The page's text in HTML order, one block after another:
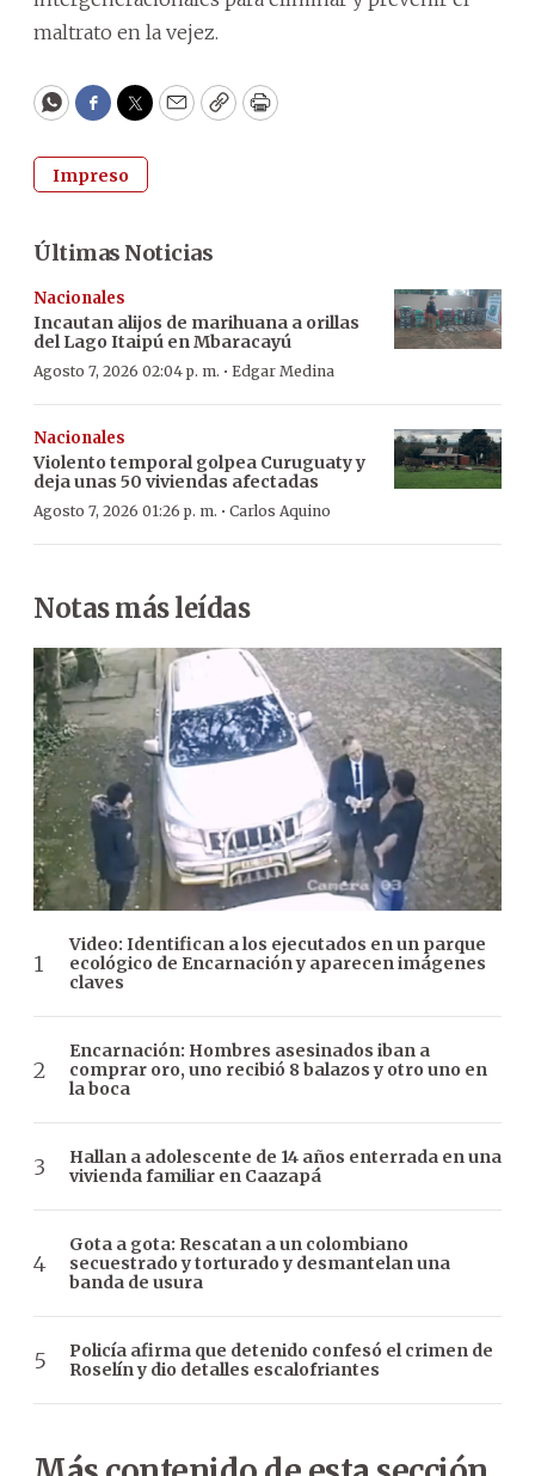
maltrato en la vejez.
WhatsApp
Facebook
Twitter
EmailCopyPrint
Impreso
Últimas Noticias
Nacionales
Incautan alijos de marihuana a orillas
del Lago Itaipú en Mbaracayú
Agosto 7, 2026 02:04 p. m. · Edgar Medina
Nacionales
Violento temporal golpea Curuguaty y
deja unas 50 viviendas afectadas
Agosto 7, 2026 01:26 p. m. · Carlos Aquino
Notas más leídas
Video: Identifican a los ejecutados en un parque
ecológico de Encarnación y aparecen imágenes
claves
Encarnación: Hombres asesinados iban a
comprar oro, uno recibió 8 balazos y otro uno en
la boca
Hallan a adolescente de 14 años enterrada en una
vivienda familiar en Caazapá
Gota a gota: Rescatan a un colombiano
secuestrado y torturado y desmantelan una
banda de usura
Policía afirma que detenido confesó el crimen de
Roselín y dio detalles escalofriantes